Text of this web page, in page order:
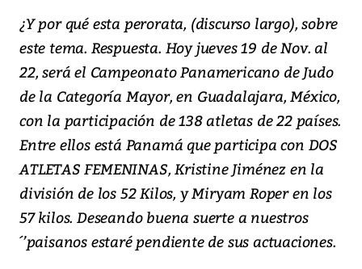
¿Y por qué esta perorata, (discurso largo), sobre
este tema. Respuesta. Hoy jueves 19 de Nov. al
22, será el Campeonato Panamericano de Judo
de la Categoría Mayor, en Guadalajara, México,
con la participación de 138 atletas de 22 países.
Entre ellos está Panamá que participa con DOS
ATLETAS FEMENINAS, Kristine Jiménez en la
división de los 52 Kilos, y Miryam Roper en los
57 kilos. Deseando buena suerte a nuestros
´’paisanos estaré pendiente de sus actuaciones.